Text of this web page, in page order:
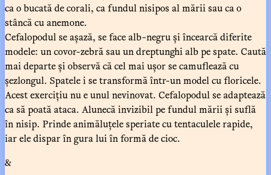
ca o bucată de corali, ca fundul nisipos al mării sau ca o
stâncă cu anemone.
Cefalopodul se așază, se face alb-negru și încearcă diferite
modele: un covor-zebră sau un dreptunghi alb pe spate. Caută
mai departe și observă că cel mai ușor se camuflează cu
șezlongul. Spatele i se transformă într-un model cu floricele.
Acest exercițiu nu e unul nevinovat. Cefalopodul se adaptează
ca să poată ataca. Alunecă invizibil pe fundul mării și suflă
în nisip. Prinde animăluțele speriate cu tentaculele rapide,
iar ele dispar în gura lui în formă de cioc.
&